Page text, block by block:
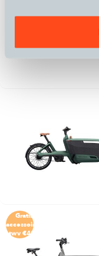
Gratis
accessoires
twv €490